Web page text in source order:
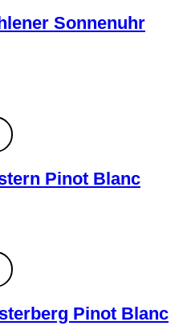
Sonnenuhr
Pinot Blanc
Pinot Blanc